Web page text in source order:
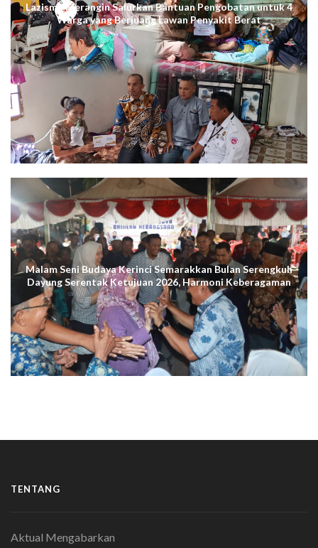
Lazismu Merangin Salurkan Bantuan Pengobatan untuk 4
Warga yang Berjuang Lawan Penyakit Berat
Malam Seni Budaya Kerinci Semarakkan Bulan Serengkuh
Dayung Serentak Ketujuan 2026, Harmoni Keberagaman
Terus Menggema di Kuala Tungkal
TENTANG
Aktual Mengabarkan